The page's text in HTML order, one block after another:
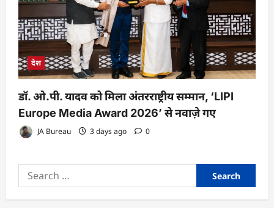
देश
डॉ. ओ.पी. यादव को मिला अंतरराष्ट्रीय सम्मान, ‘LIPI
Europe Media Award 2026’ से नवाज़े गए
JA Bureau 3 days ago 0
Search
for: